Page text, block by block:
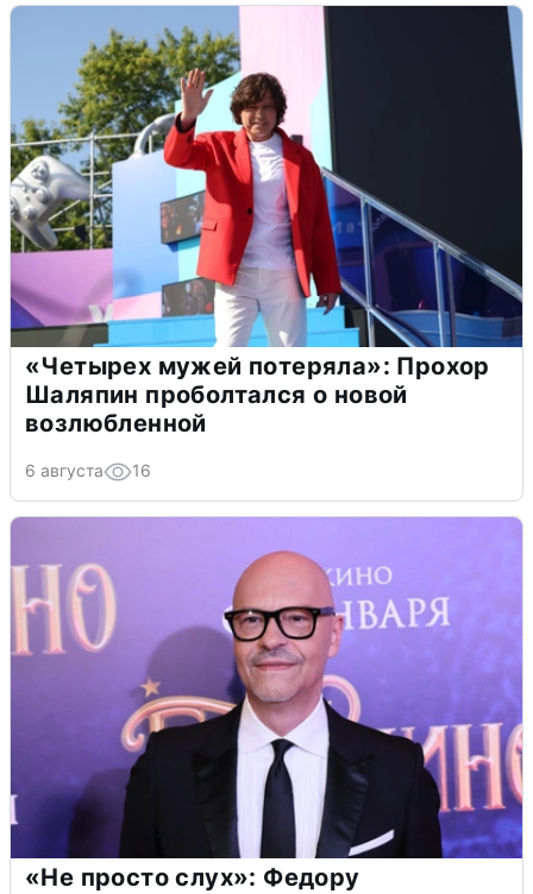
«Четырех мужей потеряла»: Прохор
Шаляпин проболтался о новой
возлюбленной
6 августа 16
«Не просто слух»: Федору